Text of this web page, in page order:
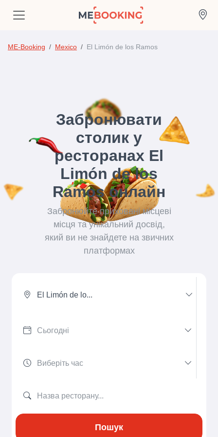
ME-Booking Mexico El Limón de los Ramos
Забронювати
столик у
ресторанах El
Limón de los
Ramos онлайн
Забронюйте приховані місцеві
місця та унікальний досвід,
який ви не знайдете на звичних
платформах
El Limón de lo...
Пошук